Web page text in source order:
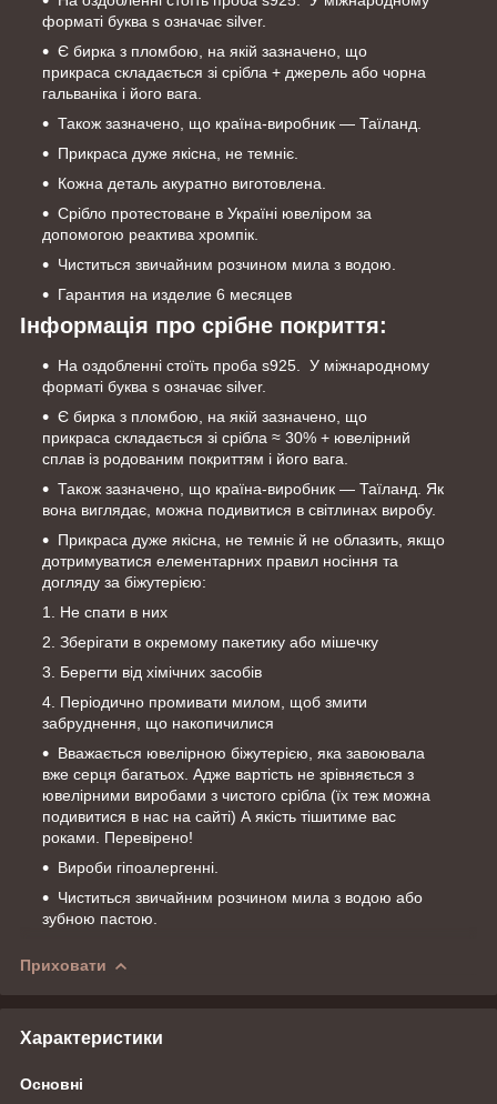
форматі буква s означає silver.
Є бирка з пломбою, на якій зазначено, що
прикраса складається зі срібла + джерель або чорна
гальваніка і його вага.
Також зазначено, що країна-виробник — Таїланд.
Прикраса дуже якісна, не темніє.
Кожна деталь акуратно виготовлена.
Срібло протестоване в Україні ювеліром за
допомогою реактива хромпік.
Чиститься звичайним розчином мила з водою.
Гарантия на изделие 6 месяцев
Інформація про срібне покриття:
На оздобленні стоїть проба s925. У міжнародному
форматі буква s означає silver.
Є бирка з пломбою, на якій зазначено, що
прикраса складається зі срібла ≈ 30% + ювелірний
сплав із родованим покриттям і його вага.
Також зазначено, що країна-виробник — Таїланд. Як
вона виглядає, можна подивитися в світлинах виробу.
Прикраса дуже якісна, не темніє й не облазить, якщо
дотримуватися елементарних правил носіння та
догляду за біжутерією:
Не спати в них
Зберігати в окремому пакетику або мішечку
Берегти від хімічних засобів
Періодично промивати милом, щоб змити
забруднення, що накопичилися
Вважається ювелірною біжутерією, яка завоювала
вже серця багатьох. Адже вартість не зрівняється з
ювелірними виробами з чистого срібла (їх теж можна
подивитися в нас на сайті) А якість тішитиме вас
роками. Перевірено!
Вироби гіпоалергенні.
Чиститься звичайним розчином мила з водою або
зубною пастою.
Приховати
Характеристики
Основні